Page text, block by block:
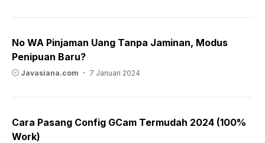
No WA Pinjaman Uang Tanpa Jaminan, Modus
Penipuan Baru?
Javasiana.com 7 Januari 2024
Cara Pasang Config GCam Termudah 2024 (100%
Work)